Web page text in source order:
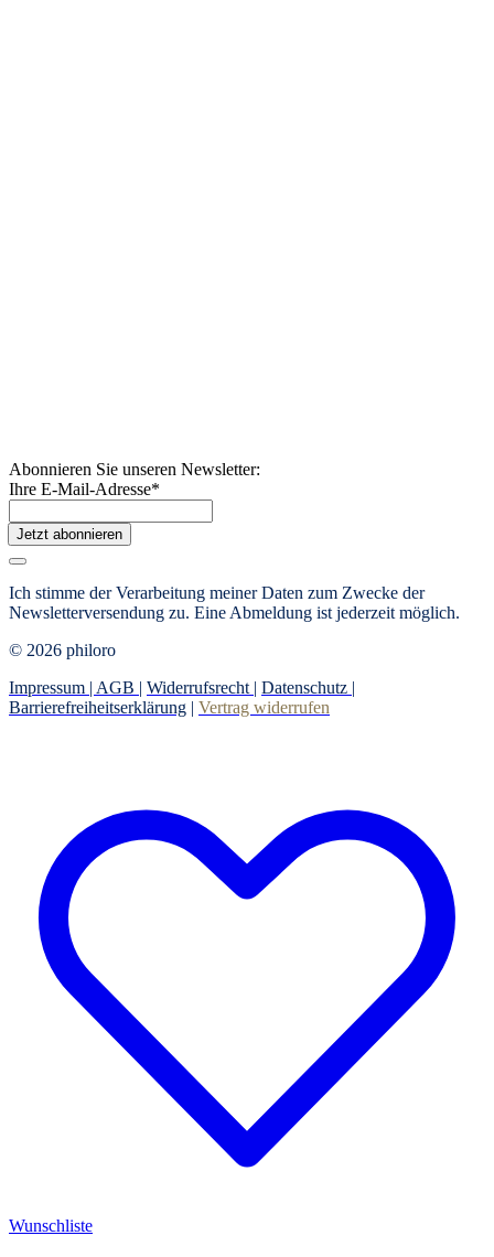
Abonnieren Sie unseren Newsletter:
Ihre E-Mail-Adresse*
Jetzt abonnieren
Ich stimme der Verarbeitung meiner Daten zum Zwecke der
Newsletterversendung zu. Eine Abmeldung ist jederzeit möglich.
© 2026 philoro
Impressum | AGB | Widerrufsrecht | Datenschutz |
Barrierefreiheitserklärung | Vertrag widerrufen
Wunschliste